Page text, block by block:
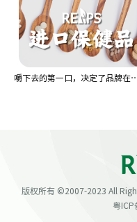
嚼下去的第一口，决定了品
版权所有 ©2007-2023 All
粤